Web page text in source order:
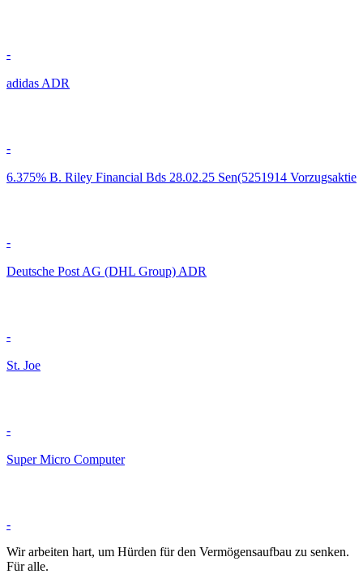
-
adidas ADR
-
6.375% B. Riley Financial Bds 28.02.25 Sen(5251914 Vorzugsaktie
-
Deutsche Post AG (DHL Group) ADR
-
St. Joe
-
Super Micro Computer
-
Wir arbeiten hart, um Hürden für den Vermögensaufbau zu senken.
Für alle.